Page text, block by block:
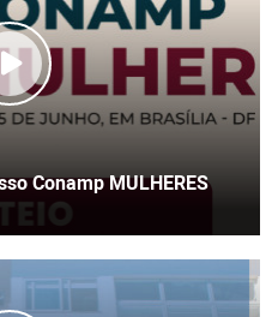
Conamp MULHERES